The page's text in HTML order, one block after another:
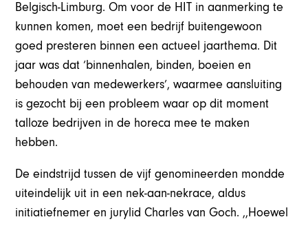
Belgisch-Limburg. Om voor de HIT in aanmerking te
kunnen komen, moet een bedrijf buitengewoon
goed presteren binnen een actueel jaarthema. Dit
jaar was dat ‘binnenhalen, binden, boeien en
behouden van medewerkers’, waarmee aansluiting
is gezocht bij een probleem waar op dit moment
talloze bedrijven in de horeca mee te maken
hebben.
De eindstrijd tussen de vijf genomineerden mondde
uiteindelijk uit in een nek-aan-nekrace, aldus
initiatiefnemer en jurylid Charles van Goch. ,,Hoewel